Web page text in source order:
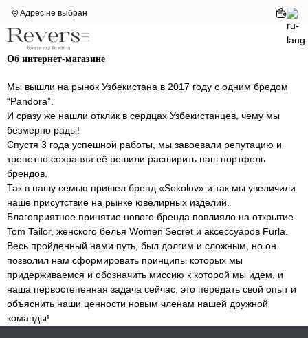
Адрес не выбран
Об интернет-магазине
Мы вышли на рынок Узбекистана в 2017 году с одним бредом
“Pandora”.
И сразу же нашли отклик в сердцах Узбекистанцев, чему мы
безмерно рады!
Спустя 3 года успешной работы, мы завоевали репутацию и
трепетно сохраняя её решили расширить наш портфель
брендов.
Так в нашу семью пришел бренд «Sokolov» и так мы увеличили
наше присутствие на рынке ювелирных изделий.
Благоприятное принятие нового бренда повлияло на открытие
Tom Tailor, женского белья Women’Secret и аксессуаров Furla.
Весь пройденный нами путь, был долгим и сложным, но он
позволил нам сформировать принципы которых мы
придерживаемся и обозначить миссию к которой мы идем, и
наша первостепенная задача сейчас, это передать свой опыт и
объяснить наши ценности новым членам нашей дружной
команды!